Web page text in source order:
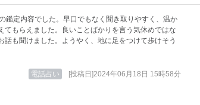
鑑定内容でした。早口でもなく聞き取りやすく、温か
てもらえました。良いことばかりを言う気休めではな
話も聞けました。ようやく、地に足をつけて歩けそう
電話占い [投稿日]2024年06月18日 15時58分